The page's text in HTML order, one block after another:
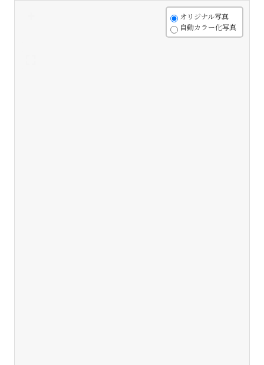
オリジナル写真
自動カラー化写真